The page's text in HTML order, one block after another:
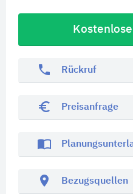
phone Rückruf
euro_symbol Preisanfrage
import_contacts
location_on Bezugsquellen